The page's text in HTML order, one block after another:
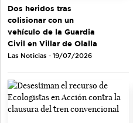
Dos heridos tras
colisionar con un
vehículo de la Guardia
Civil en Villar de Olalla
Las Noticias - 19/07/2026